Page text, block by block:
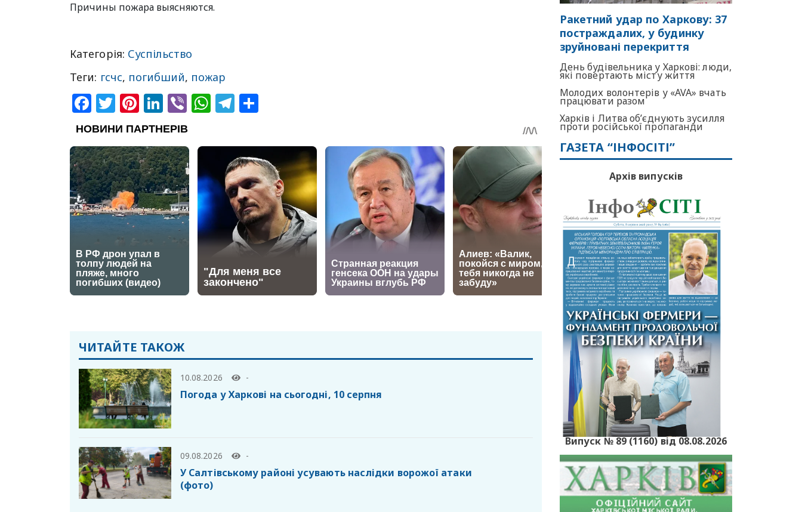
Причины пожара выясняются.
Категорія: Суспільство
Теги: гсчс, погибший, пожар
Facebook
Twitter
Pinterest
LinkedIn
ViberWhatsApp
Telegram
ЧИТАЙТЕ ТАКОЖ
10.08.2026 -
Погода у Харкові на сьогодні, 10 серпня
09.08.2026 -
У Салтівському районі усувають наслідки ворожої атаки
(фото)
Ракетний удар по Харкову: 37
постраждалих, у будинку
зруйновані перекриття
День будівельника у Харкові: люди,
які повертають місту життя
Молодих волонтерів у «AVA» вчать
працювати разом
Харків і Литва об’єднують зусилля
проти російської пропаганди
ГАЗЕТА “ІНФОСІТІ”
Архів випусків
Випуск № 89 (1160) від 08.08.2026